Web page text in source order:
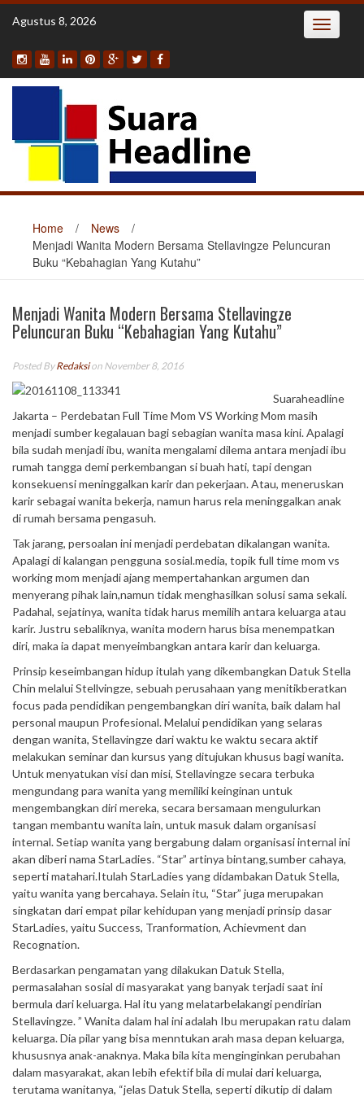
Skip
Agustus 8, 2026 Toggle
Home / News
/
Menjadi Wanita Modern Bersama Stellavingze Peluncuran
Buku “Kebahagian Yang Kutahu”
Menjadi Wanita Modern Bersama Stellavingze
Peluncuran Buku “Kebahagian Yang Kutahu”
Posted ByRedaksion November 8, 2016
Suaraheadline
Jakarta – Perdebatan Full Time Mom VS Working Mom masih
menjadi sumber kegalauan bagi sebagian wanita masa kini. Apalagi
bila sudah menjadi ibu, wanita mengalami dilema antara menjadi ibu
rumah tangga demi perkembangan si buah hati, tapi dengan
konsekuensi meninggalkan karir dan pekerjaan. Atau, meneruskan
karir sebagai wanita bekerja, namun harus rela meninggalkan anak
di rumah bersama pengasuh.
Tak jarang, persoalan ini menjadi perdebatan dikalangan wanita.
Apalagi di kalangan pengguna sosial.media, topik full time mom vs
working mom menjadi ajang mempertahankan argumen dan
menyerang pihak lain,namun tidak menghasilkan solusi sama sekali.
Padahal, sejatinya, wanita tidak harus memilih antara keluarga atau
karir. Justru sebaliknya, wanita modern harus bisa menempatkan
diri, maka ia dapat menyeimbangkan antara karir dan keluarga.
Prinsip keseimbangan hidup itulah yang dikembangkan Datuk Stella
Chin melalui Stellvingze, sebuah perusahaan yang menitikberatkan
focus pada pendidikan pengembangkan diri wanita, baik dalam hal
personal maupun Profesional. Melalui pendidikan yang selaras
dengan wanita, Stellavingze dari waktu ke waktu secara aktif
melakukan seminar dan kursus yang ditujukan khusus bagi wanita.
Untuk menyatukan visi dan misi, Stellavingze secara terbuka
mengundang para wanita yang memiliki keinginan untuk
mengembangkan diri mereka, secara bersamaan mengulurkan
tangan membantu wanita lain, untuk masuk dalam organisasi
internal. Setiap wanita yang bergabung dalam organisasi internal ini
akan diberi nama StarLadies. “Star” artinya bintang,sumber cahaya,
seperti matahari.Itulah StarLadies yang didambakan Datuk Stella,
yaitu wanita yang bercahaya. Selain itu, “Star” juga merupakan
singkatan dari empat pilar kehidupan yang menjadi prinsip dasar
StarLadies, yaitu Success, Tranformation, Achievment dan
Recognation.
Berdasarkan pengamatan yang dilakukan Datuk Stella,
permasalahan sosial di masyarakat yang banyak terjadi saat ini
bermula dari keluarga. Hal itu yang melatarbelakangi pendirian
Stellavingze. ” Wanita dalam hal ini adalah Ibu merupakan ratu dalam
keluarga. Dia pilar yang bisa menntukan arah masa depan keluarga,
khususnya anak-anaknya. Maka bila kita menginginkan perubahan
dalam masyarakat, akan lebih efektif bila di mulai dari keluarga,
terutama wanitanya, “jelas Datuk Stella, seperti dikutip di dalam